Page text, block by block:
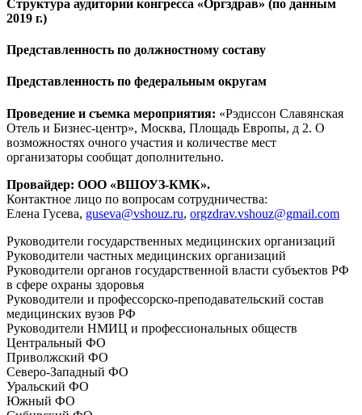
Структура аудитории конгресса «Оргздрав» (по данным
2019 г.)
Представленность по должностному составу
Представленность по федеральным округам
Проведение и съемка мероприятия: «Рэдиссон Славянская
Отель и Бизнес-центр», Москва, Площадь Европы, д 2. О
возможностях очного участия и количестве мест
организаторы сообщат дополнительно.
Провайдер: ООО «ВШОУЗ-КМК».
Контактное лицо по вопросам сотрудничества:
Елена Гусева, guseva@vshouz.ru, orgzdrav.vshouz@gmail.com
Руководители государственных медицинских организаций
Руководители частных медицинских организаций
Руководители органов государственной власти субъектов РФ
в сфере охраны здоровья
Руководители и профессорско-преподавательский состав
медицинских вузов РФ
Руководители НМИЦ и профессиональных обществ
Центральный ФО
Приволжский ФО
Северо-Западный ФО
Уральский ФО
Южный ФО